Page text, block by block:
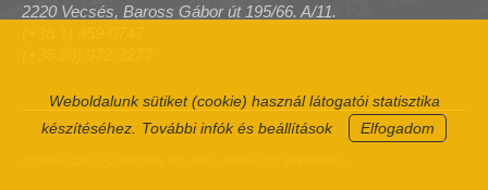
Weboldalunk sütiket (cookie) használ látogatói statisztika
készítéséhez.
További infók és beállítások Elfogadom
2220 Vecsés, Baross Gábor út 195/66. A/11.